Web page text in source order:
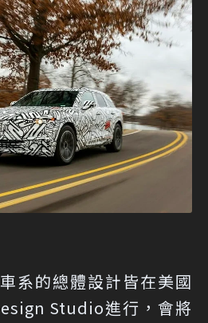
系的總體設計皆在美國
Studio進行，會將